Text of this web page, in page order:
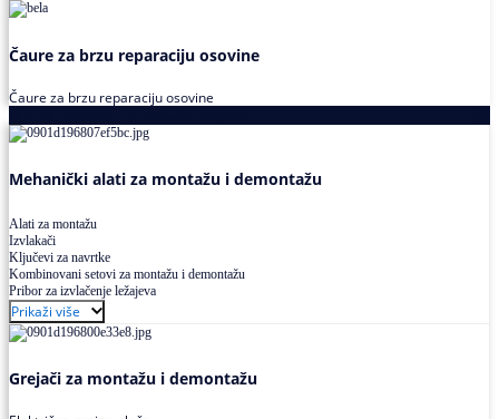
Čaure za brzu reparaciju osovine
Čaure za brzu reparaciju osovine
Mehanički alati za montažu i demontažu
Alati za montažu
Izvlakači
Ključevi za navrtke
Kombinovani setovi za montažu i demontažu
Pribor za izvlačenje ležajeva
Prikaži više
Grejači za montažu i demontažu